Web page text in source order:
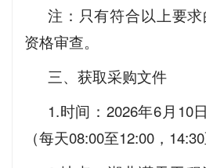
注：只有符合以上要
资格审查。
三、获取采购文件
1.时间：2026年6月10
（每天08:00至12:00，14:30